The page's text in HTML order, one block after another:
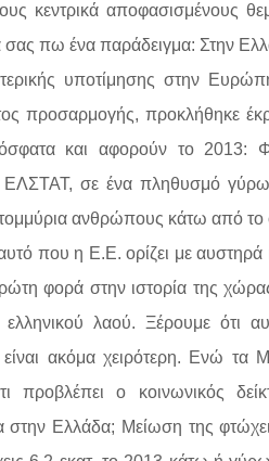
κεντρικά αποφασισμένους
σας πω ένα παράδειγμα: Στην
υποτίμησης στην
προσαρμογής, προκλήθηκε
και αφορούν το 2013:
ΕΛΣΤΑΤ, σε ένα πληθυσμό
ανθρώπους κάτω από το
που η Ε.Ε. ορίζει με αυστηρά
φορά στην ιστορία της
λαού. Ξέρουμε ότι
είναι ακόμα χειρότερη. Ενώ τα
προβλέπει ο κοινωνικός
στην Ελλάδα; Μείωση της